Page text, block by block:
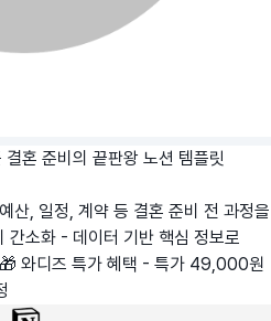
혼 준비의 끝판왕 노션 템플릿
산, 일정, 계약 등 결혼 준비 전 과정을
소화 - 데이터 기반 핵심 정보로
와디즈 특가 혜택 - 특가 49,000원